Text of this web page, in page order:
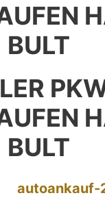
BULT
BULT
autoankauf-